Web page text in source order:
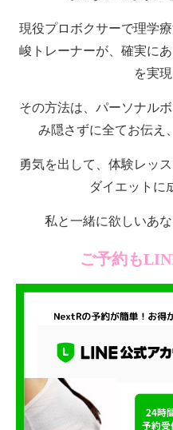
現役プロボクサーで理学
峻トレーナーが、確実に
を実
その方法は、パーソナル
み隠さずに全てお伝え
勇気を出して、体験レッ
ダイエットに
私と一緒に欲しいあ
ご予約も